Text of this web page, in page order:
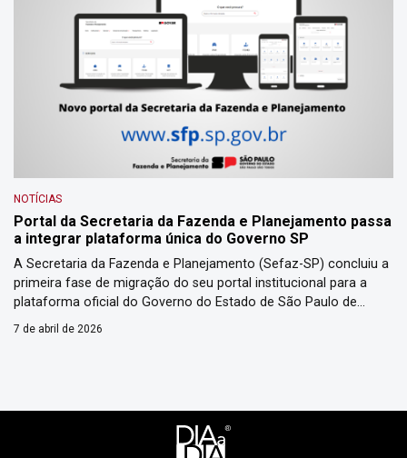
NOTÍCIAS
Portal da Secretaria da Fazenda e Planejamento passa
a integrar plataforma única do Governo SP
A Secretaria da Fazenda e Planejamento (Sefaz-SP) concluiu a
primeira fase de migração do seu portal institucional para a
plataforma oficial do Governo do Estado de São Paulo de
padronização do portal único “sp.gov.br”. Além da mudança
7 de abril de 2026